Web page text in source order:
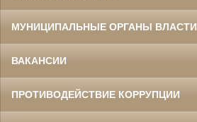
МУНИЦИПАЛЬНЫЕ ОРГАНЫ ВЛАСТИ
ВАКАНСИИ
ПРОТИВОДЕЙСТВИЕ КОРРУПЦИИ